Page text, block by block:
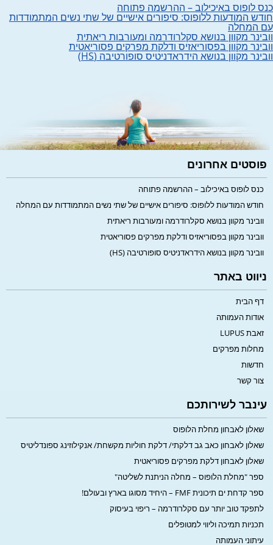
כנס לופוס באיכילוב – ההרשמה פתוחה
חודש המודעות ללופוס: סיפורים אישיים של שתי נשים המתמודדות
עם המחלה
וובינר מקוון בנושא סקלרודרמה ומעורבות ריאתית
וובינר מקוון בפסוריאזיס ודלקת מפרקים פסוריאטית
וובינר מקוון בנושא הידראדניטיס סופורטיבה (HS)
פוסטים אחרונים
כנס לופוס באיכילוב – ההרשמה פתוחה
חודש המודעות ללופוס: סיפורים אישיים של שתי נשים המתמודדות עם המחלה
וובינר מקוון בנושא סקלרודרמה ומעורבות ריאתית
וובינר מקוון בפסוריאזיס ודלקת מפרקים פסוריאטית
וובינר מקוון בנושא הידראדניטיס סופורטיבה (HS)
ניווט באתר
דף הבית
אודות העמותה
זאבת LUPUS
מחלות מפרקים
חדשות
צור קשר
עינבר לשירותכם
שאלון לאבחון מחלת הלופוס
שאלון לאבחון כאב גב דלקתי/ דלקת חוליות מקשחת/ אנקילוזינג ספונדליטיס
שאלון לאבחון דלקת מפרקים פסוריאטית
ספר "מחלת הלופוס – מחלה הניתנת לשליטה"
ספר קדחת ים תיכונית FMF – היחיד מסוגו בארץ ובעולם!
לתפקד טוב יותר עם סקלרודרמה – ריפוי בעיסוק
תכניות תמיכה וליווי למטופלים
עיתוני העמותה